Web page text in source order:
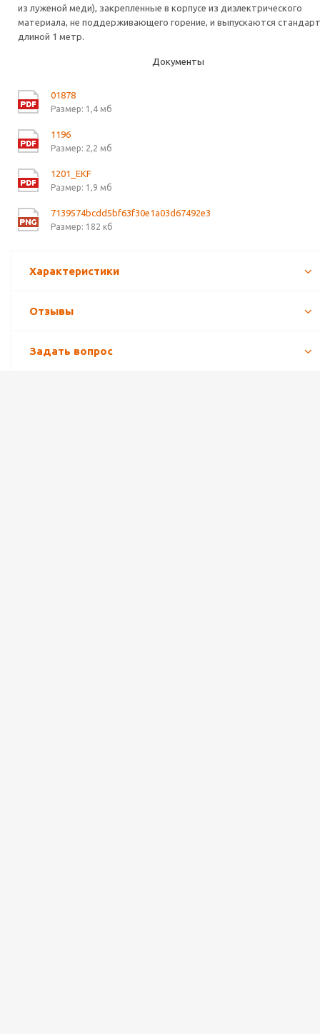
из луженой меди), закрепленные в корпусе из диэлектрического
материала, не поддерживающего горение, и выпускаются
длиной 1 метр.
Документы
01878
Размер: 1,4 мб
1196
Размер: 2,2 мб
1201_EKF
Размер: 1,9 мб
7139574bcdd5bf63f30e1a03d67492e3
Размер: 182 кб
Характеристики
Отзывы
Задать вопрос